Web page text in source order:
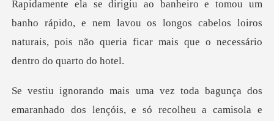
o rápido, e nem lavou os longos cabelos loiros
naturais, pois n
bagunça dos
emaranhado dos lençóis, e só recolhe